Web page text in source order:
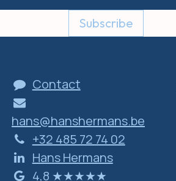
Subscribe
Contact
hans@hanshermans.be
+32 485 72 74 02
Hans Hermans
​​​​​​​4​,​8 ​★​★​★​★​★